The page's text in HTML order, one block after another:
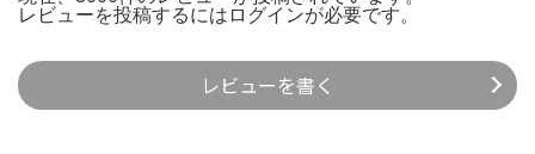
レビューを投稿するには ログインが必要です。
レビューを書く